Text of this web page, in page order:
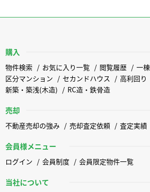
購入
物件検索 お気に入り一覧 閲覧履歴
一
区分マンション
セカンドハウス
高利回り
新築・築浅(木造)
RC造・鉄骨造
売却
不動産売却の強み 売却査定依頼 査定実績
会員様メニュー
ログイン 会員制度 会員限定物件一覧
当社について